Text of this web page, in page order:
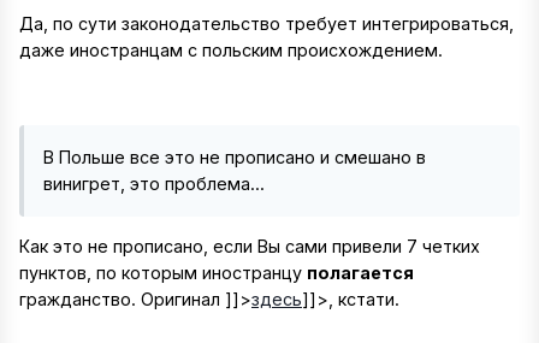
Да, по сути законодательство требует интегрироваться,
даже иностранцам с польским происхождением.
В Польше все это не прописано и смешано в
винигрет, это проблема...
Как это не прописано, если Вы сами привели 7 четких
пунктов, по которым иностранцу полагается
гражданство. Оригинал ]]>здесь]]> , кстати.